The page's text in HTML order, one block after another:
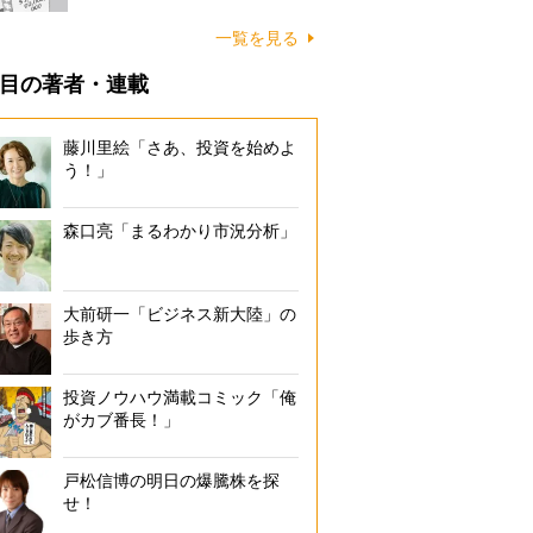
一覧を見る
の著者・連載
藤川里絵「さあ、投資を始めよ
う！」
森口亮「まるわかり市況分析」
大前研一「ビジネス新大陸」の
歩き方
投資ノウハウ満載コミック「俺
がカブ番長！」
戸松信博の明日の爆騰株を探
せ！